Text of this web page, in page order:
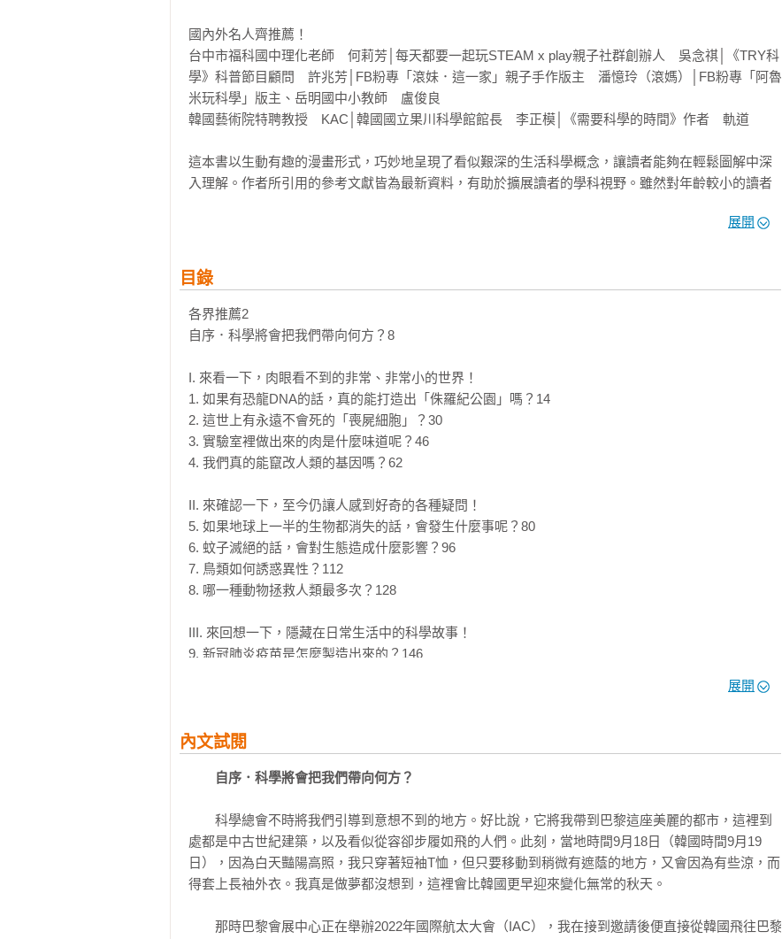
國內外名人齊推薦！
台中市福科國中理化老師　何莉芳│每天都要一起玩STEAM x play親子社群創辦人　吳念祺│《TRY科
學》科普節目顧問　許兆芳│FB粉專「滾妹．這一家」親子手作版主　潘憶玲（滾媽）│FB粉專「阿魯
米玩科學」版主、岳明國中小教師　盧俊良
韓國藝術院特聘教授　KAC│韓國國立果川科學館館長　李正模│《需要科學的時間》作者　軌道
這本書以生動有趣的漫畫形式，巧妙地呈現了看似艱深的生活科學概念，讓讀者能夠在輕鬆圖解中深
入理解。作者所引用的參考文獻皆為最新資料，有助於擴展讀者的學科視野。雖然對年齡較小的讀者
品輸出）。
——台中市福科國中理化老師  何莉芳
本書以深入淺出的方式，透過漫畫形式呈現複雜的科學內容，使閱讀變得有趣且容易入口。主題聚焦
的發展，也探討了看似可行的科學奇想所面臨的現實挑戰。透過作者獨特的筆觸，你將在輕鬆的閱讀
中，深入了解這些引人入勝的科學奇蹟。對於關心科技與科學幻想的讀者來說，本書是絕佳的選擇。
——《TRY科學》科普節目顧問  許兆芳
利用恐龍的DNA，真的可以再創一個侏羅紀公園？如果地球真的被薩洛斯彈指消失了一半的生物，那
每每看完電影後，不免讓人思考情節發生的可能性，透過這本書，讓這些疑惑都有了解答。作者豐富
的科普知識，藉由淺顯易懂的文字與詼諧有趣的漫畫呈現，讓人讀起來輕鬆無負擔外，也對現今的生
活科技多一分的了解。這本書絕對適合大人小孩共讀，推薦給大家。
——FB粉專「滾妹．這一家」親子手作版主　潘憶玲（滾媽）
上最夯的科學議題，讓你上知天文，下知地理，從DNA到外太空，從蚊子到自駕車，針對議題深度介
紹，不囫圇吞棗，是一本有料的科普漫畫書。
爾會有一、兩個人能成功，作者李民煥（YouTuber知識人Minani）正是那樣的人。他不是用一般常見
的方式來解說科學，而是直接帶領讀者走進科學現場。他最厲害的地方在於懂得提出「好問題」，讀
者可以在書中看到他以「正確」且充滿趣味的方式來回答這些問題。這是一本男女老少都可以輕鬆閱
——韓國國立果川科學館館長  李正模
小時候，每當深夜還睡不著時，我總是會捧著科學漫畫看。當這世界最奇妙的科學與有趣的漫畫相遇
這樣的大事發生時，我怎麼還能保持冷靜呢？很感謝作者的邀請，讓我再次得以回味童年時的激動心
心思設計，讓讀者能快速學習各種知識。孩子們能在無窮想像世界裡展開翅膀飛翔，許多成人也能再
展開
目錄
各界推薦2
自序．科學將會把我們帶向何方？8
I. 來看一下，肉眼看不到的非常、非常小的世界！
1. 如果有恐龍DNA的話，真的能打造出「侏羅紀公園」嗎？14
2. 這世上有永遠不會死的「喪屍細胞」？30
3. 實驗室裡做出來的肉是什麼味道呢？46
4. 我們真的能竄改人類的基因嗎？62
II. 來確認一下，至今仍讓人感到好奇的各種疑問！
5. 如果地球上一半的生物都消失的話，會發生什麼事呢？80
6. 蚊子滅絕的話，會對生態造成什麼影響？96
7. 鳥類如何誘惑異性？112
8. 哪一種動物拯救人類最多次？128
III. 來回想一下，隱藏在日常生活中的科學故事！
9. 新冠肺炎疫苗是怎麼製造出來的？146
13. 假設地球自轉速度加快2倍的話？212
15. 太空衣為何如此昂貴？242
16. 可以用核彈阻止隕石撞到地球嗎？258
參考文獻276
展開
內文試閱
自序．科學將會把我們帶向何方？
科學總會不時將我們引導到意想不到的地方。好比說，它將我帶到巴黎這座美麗的都市，這裡到
處都是中古世紀建築，以及看似從容卻步履如飛的人們。此刻，當地時間9月18日（韓國時間9月19
日），因為白天豔陽高照，我只穿著短袖T恤，但只要移動到稍微有遮蔭的地方，又會因為有些涼，而
得套上長袖外衣。我真是做夢都沒想到，這裡會比韓國更早迎來變化無常的秋天。
那時巴黎會展中心正在舉辦2022年國際航太大會（IAC），我在接到邀請後便直接從韓國飛往巴黎